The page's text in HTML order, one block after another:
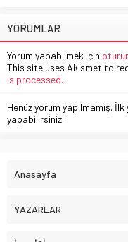
YORUMLAR
Yorum yapabilmek için
This site uses Akismet to
is processed.
Henüz yorum yapılmamış.
yapabilirsiniz.
Anasayfa
YAZARLAR